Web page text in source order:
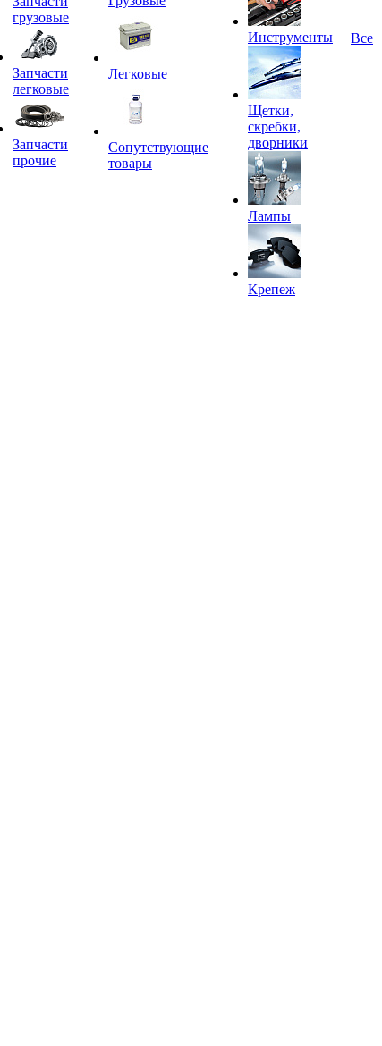
грузовые
Запчасти
легковые
Запчасти
прочие
Легковые
Сопутствующие
товары
Инструменты
Щетки,
скребки,
дворники
Лампы
Крепеж
Все